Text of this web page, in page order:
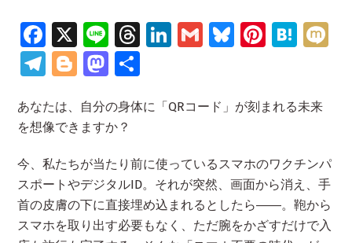
Fa
ce
b
o
o
k
X
Li
n
e
T
a
s
Li
e
n
G
l
Bl
ky
Pi
es
H
n
Te
gr
a
m
Bl
g
g
er
M
to
d
o
n
あなたは、自分の身体に「QRコード」が刻まれる未来
を想像できますか？
今、私たちが当たり前に使っているスマホのワクチンパ
スポートやデジタルID。それが突然、画面から消え、手
首の皮膚の下に直接埋め込まれるとしたら――。鞄から
スマホを取り出す必要もなく、ただ腕をかざすだけで入